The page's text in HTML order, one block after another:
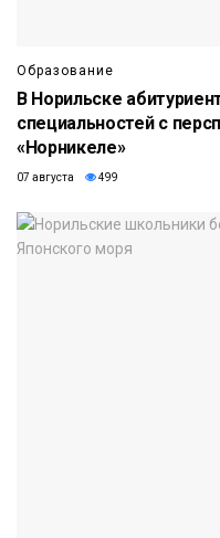
Образование
В Норильске
специальностей с
«Норникеле»
07 августа 499